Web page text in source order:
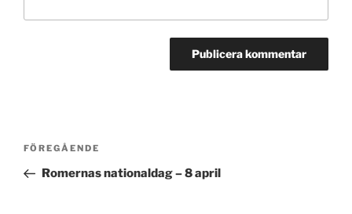
Inläggsnavigering
Föregående
inlägg
FÖREGÅENDE
Romernas nationaldag – 8 april